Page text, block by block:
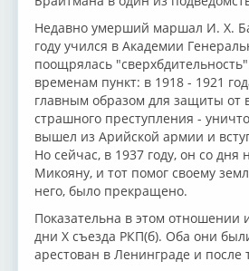
Недавно умерший маршал И. Х.
году учился в Академии
поощрялась
временам пункт: в 1918 - 1921
главным образом для защиты от
страшного преступления -
вышел из Арийской армии и
Но сейчас, в 1937 году, он со
Микояну, и тот помог своему
него, было прекращено.
Показательна в этом
дни Х съезда РКП(б). Оба они
арестован в Ленинграде и после